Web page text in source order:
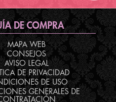
DE COMPRA
MAPA WEB
CONSEJOS
AVISO LEGAL
DE PRIVACIDAD
DE USO
GENERALES DE